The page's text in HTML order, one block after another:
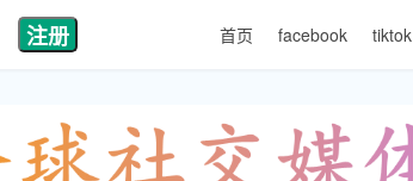
注册 首页 facebook tiktok